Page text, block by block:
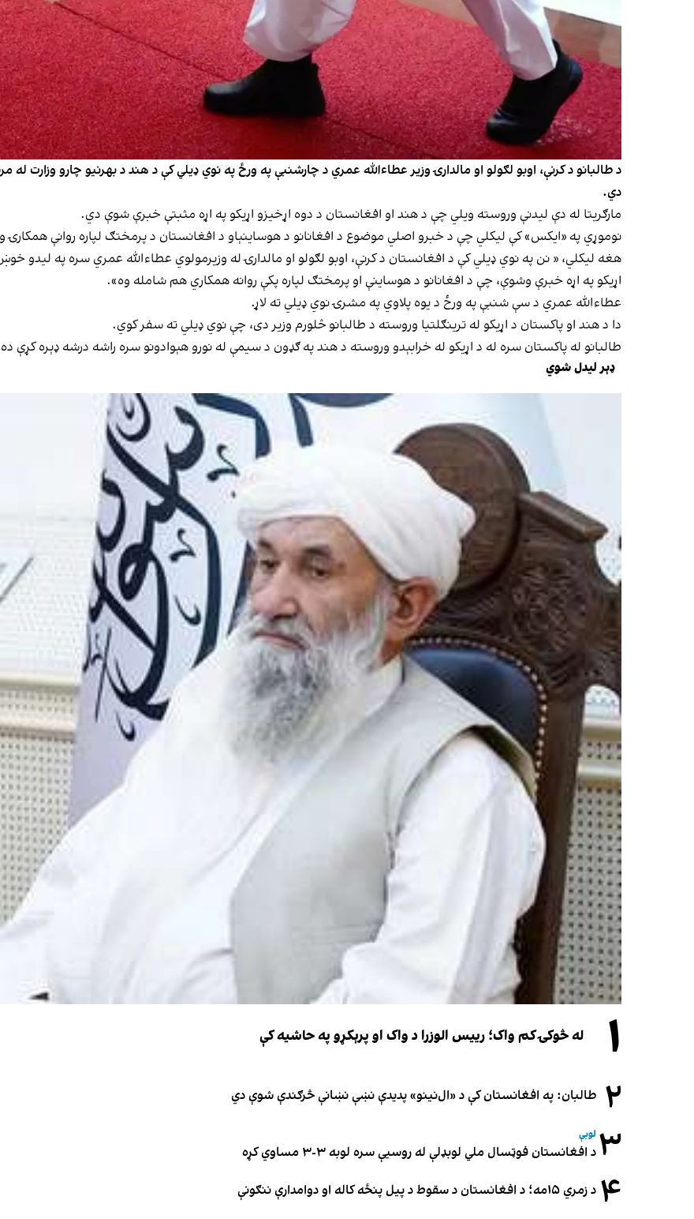
د طالبانو د کرنې، اوبو لګولو او مالدارۍ وزیر عطاءالله عمري د چارشنبې په ورځ په نوي ډیلي کې د هند د بهرنیو چارو وزارت له
دي.
مارګریتا له دې لیدنې وروسته ویلي چې د هند او افغانستان د دوه اړخیزو اړیکو په اړه مثبتې خبرې شوې دي.
نوموړي په «ایکس» کې لیکلي چې د خبرو اصلي موضوع د افغانانو د هوساینېاو د افغانستان د پرمختګ لپاره روانې همکارۍ
هغه لیکلي، « نن په نوي ډیلي کې د افغانستان د کرنې، اوبو لګولو او مالدارۍ له وزیرمولوي عطاءالله عمري سره په
اړیکو په اړه خبرې وشوې، چې د افغانانو د هوساینې او پرمختګ لپاره پکې روانه همکاري هم شامله وه».
عطاءالله عمري د سې شنبې په ورځ د یوه پلاوي په مشرۍ نوي ډیلي ته لاړ.
دا د هند او پاکستان د اړیکو له ترینګلتیا وروسته د طالبانو څلورم وزیر دی، چې نوي ډیلي ته سفر کوي.
طالبانو له پاکستان سره له د اړیکو له خرابېدو وروسته د هند په ګډون د سیمې له نورو هېوادونو سره راشه درشه ډېره کړې
ډېر لیدل شوي
۱ له څوکۍ کم واک؛ رییس الوزرا د واک او پرېکړو په حاشیه کې
۲ طالبان: په افغانستان کې د «ال‌نینو» پدیدې نښې نښانې څرګندې شوې دي
۳ لوبې
د افغانستان فوټسال ملي لوبډلې له روسیې سره لوبه ۳-۳ مساوي کړه
۴ د زمري ۱۵مه؛ د افغانستان د سقوط د پیل پنځه کاله او دوامدارې ننګونې